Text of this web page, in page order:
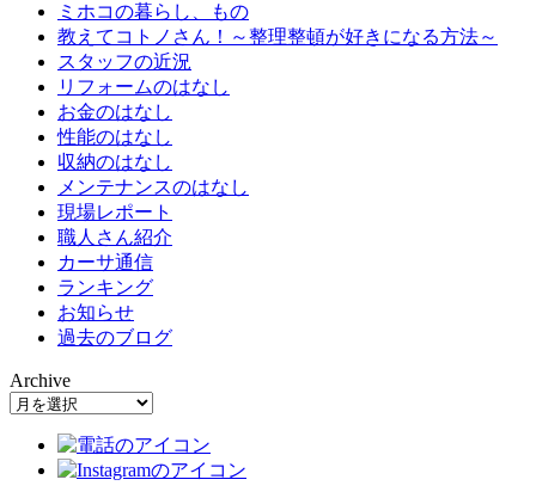
ミホコの暮らし、もの
教えてコトノさん！～整理整頓が好きになる方法～
スタッフの近況
リフォームのはなし
お金のはなし
性能のはなし
収納のはなし
メンテナンスのはなし
現場レポート
職人さん紹介
カーサ通信
ランキング
お知らせ
過去のブログ
Archive